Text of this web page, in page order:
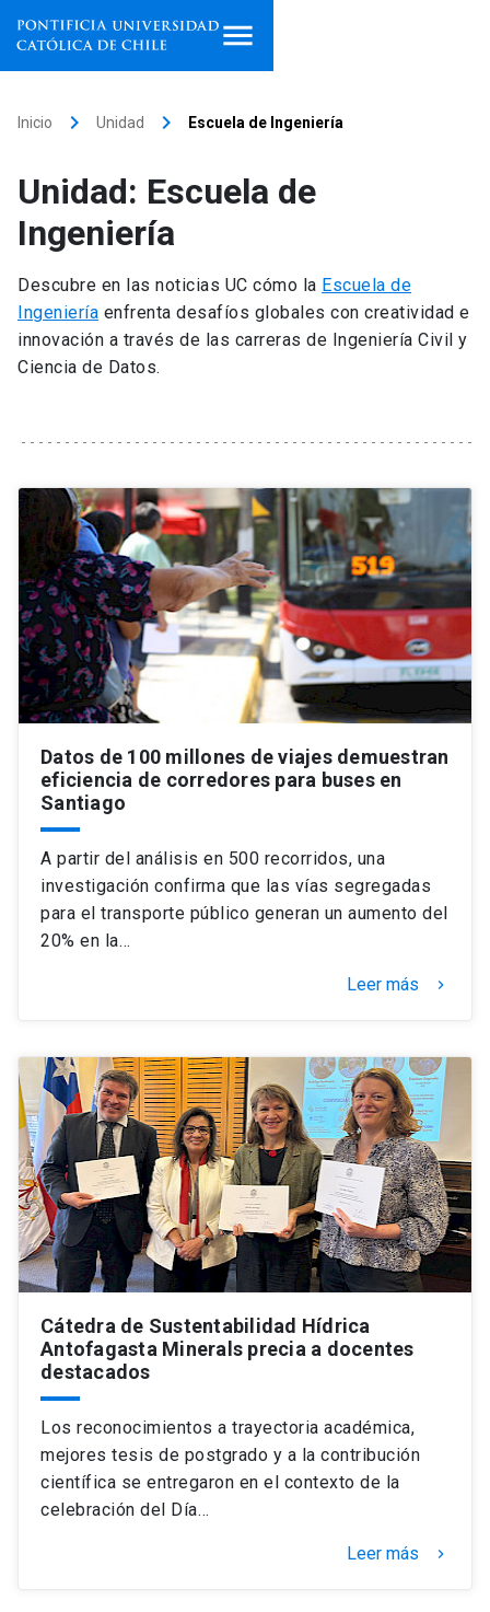
Facultades, escuelas e
institutos
Investigación
Internacionalización launch
Universidad
Información para keyboard_arrow_down
Futuros estudiantes
Estudiantes
Académicos
Personal
Alumni
Padres y familia
Vecinos
Go to english site launch
ACCESOS DIRECTOS
Admisión launch
Mi Cuenta UC launch
Correo UC launch
Mi Portal UC launch
Medios Biblioteca launch
Inicio keyboard_arrow_right Unidad keyboard_arrow_right Escuela de Ingeniería
Unidad: Escuela de
Ingeniería
Descubre en las noticias UC cómo la Escuela de
Ingeniería enfrenta desafíos globales con creatividad e
innovación a través de las carreras de Ingeniería Civil y
Ciencia de Datos.
Datos de 100 millones de viajes demuestran
eficiencia de corredores para buses en
Santiago
A partir del análisis en 500 recorridos, una
investigación confirma que las vías segregadas
para el transporte público generan un aumento del
20% en la…
Leer más keyboard_arrow_right
Cátedra de Sustentabilidad Hídrica
Antofagasta Minerals precia a docentes
destacados
Los reconocimientos a trayectoria académica,
mejores tesis de postgrado y a la contribución
científica se entregaron en el contexto de la
celebración del Día…
Leer más keyboard_arrow_right